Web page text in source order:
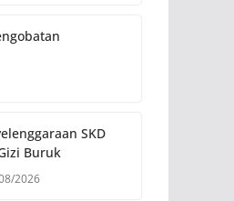
SKD
Buruk
2026